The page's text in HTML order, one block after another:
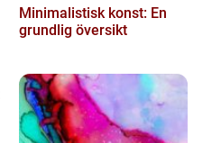
Minimalistisk konst: En
grundlig översikt